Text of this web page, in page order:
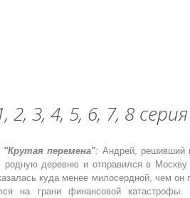
3, 4, 5, 6, 7, 8 серия
"Крутая перемена": Андрей, решивший
родную деревню и отправился в Москву
куда менее милосердной, чем он
на грани финансовой катастрофы.